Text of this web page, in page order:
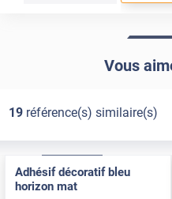
Vous
19référence(s) similaire(s)
Adhésif décoratif bleu
horizon mat